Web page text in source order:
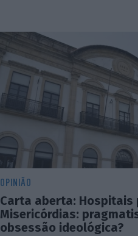
OPINIÃO
Carta aberta: Hospitais
Misericórdias:
obsessão ideológica?